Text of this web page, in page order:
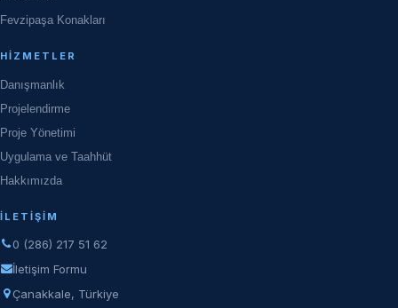
Fevzipaşa Konakları
HIZMETLER
Danışmanlık
Projelendirme
Proje Yönetimi
Uygulama ve Taahhüt
Hakkımızda
İLETIŞIM
0 (286) 217 51 62
İletişim Formu
Çanakkale, Türkiye